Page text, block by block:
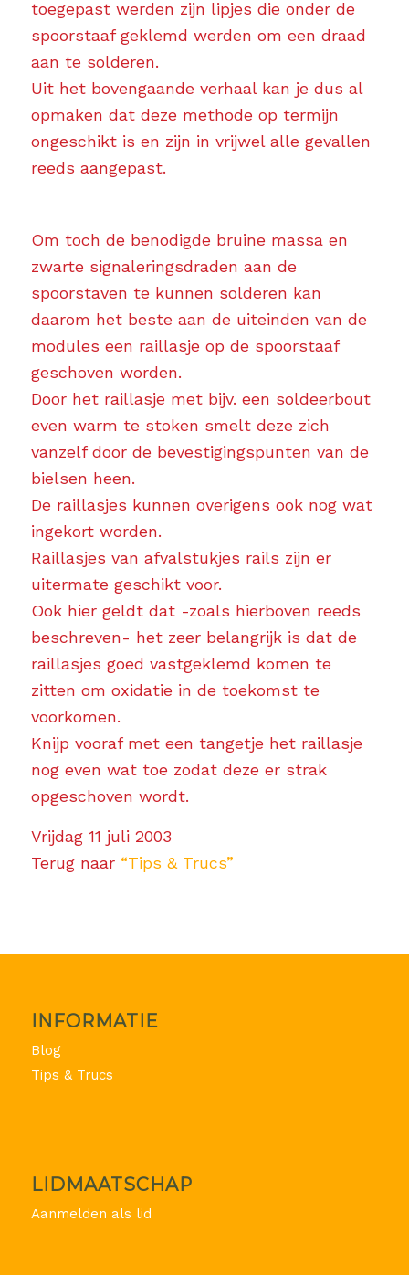
toegepast werden zijn lipjes die onder de
spoorstaaf geklemd werden om een draad
aan te solderen.
Uit het bovengaande verhaal kan je dus al
opmaken dat deze methode op termijn
ongeschikt is en zijn in vrijwel alle gevallen
reeds aangepast.
Om toch de benodigde bruine massa en
zwarte signaleringsdraden aan de
spoorstaven te kunnen solderen kan
daarom het beste aan de uiteinden van de
modules een raillasje op de spoorstaaf
geschoven worden.
Door het raillasje met bijv. een soldeerbout
even warm te stoken smelt deze zich
vanzelf door de bevestigingspunten van de
bielsen heen.
De raillasjes kunnen overigens ook nog wat
ingekort worden.
Raillasjes van afvalstukjes rails zijn er
uitermate geschikt voor.
Ook hier geldt dat -zoals hierboven reeds
beschreven- het zeer belangrijk is dat de
raillasjes goed vastgeklemd komen te
zitten om oxidatie in de toekomst te
voorkomen.
Knijp vooraf met een tangetje het raillasje
nog even wat toe zodat deze er strak
opgeschoven wordt.
Vrijdag 11 juli 2003
Terug naar “Tips & Trucs”
INFORMATIE
Blog
Tips & Trucs
LIDMAATSCHAP
Aanmelden als lid